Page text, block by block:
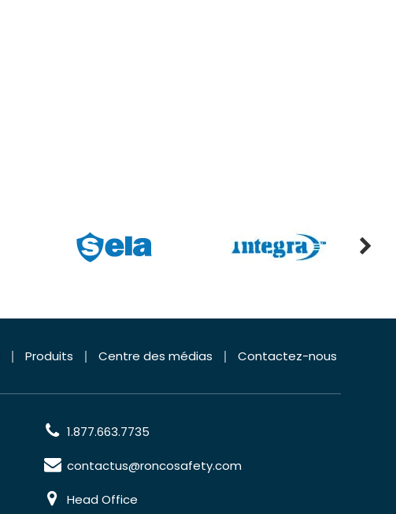
Produits Centre des médias Contactez-nous
1.877.663.7735
contactus@roncosafety.com
Head Office